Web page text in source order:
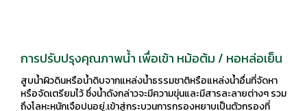
การปรับปรุงคุณภาพน้ำ เพื่อเข้า หม้อต้ม / หอหล่อเย็น
สูบน้ำผิวดินหรือน้ำดิบจากแหล่งน้ำธรรมชาติหรือแหล่งน้ำอื่นที่จัดหา
หรือจัดเตรียมไว้ ซึ่งน้ำดังกล่าวจะมีความขุ่นและมีสารละลายต่างๆ รวม
ถึงโลหะหนักเจือปนอยู่.เข้าสู่กระบวนการกรองหยาบเป็นตัวกรองที่